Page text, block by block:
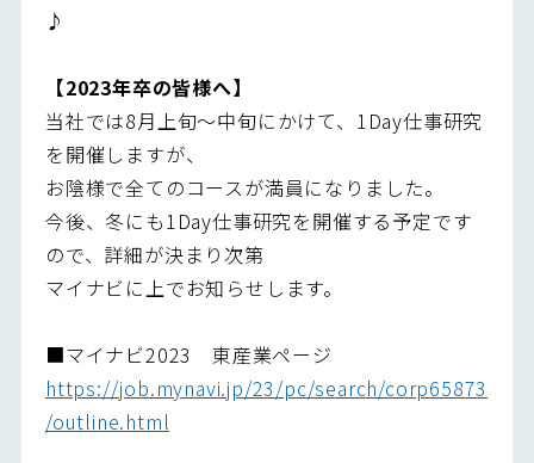
♪
【2023年卒の皆様へ】
当社では8月上旬～中旬にかけて、1Day仕事研究
を開催しますが、
お陰様で全てのコースが満員になりました。
今後、冬にも1Day仕事研究を開催する予定です
ので、詳細が決まり次第
マイナビに上でお知らせします。
■マイナビ2023 東産業ページ
https://job.mynavi.jp/23/pc/search/corp65873
/outline.html